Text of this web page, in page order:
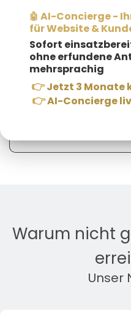
Warum nicht
Unser
🤖 AI-Concierge -
für Website &
Sofort
ohne erfundene
mehrsprachig
👉Jetzt 3 Monate
👉AI-Concierge